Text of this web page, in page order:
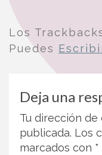
Los
Puedes
Deja una
Tu dirección
publicada. Los
marcados con *